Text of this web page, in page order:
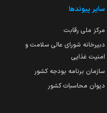
سایر پیوندها
مرکز ملی رقابت
دبیرخانه شورای عالی سلامت و
امنیت غذایی
سازمان برنامه بودجه کشور
دیوان محاسبات کشور